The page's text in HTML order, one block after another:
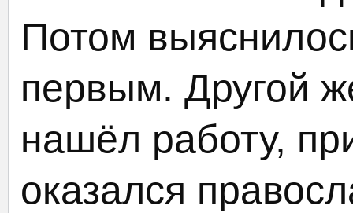
Потом
первым. Другой
нашёл работу,
оказался